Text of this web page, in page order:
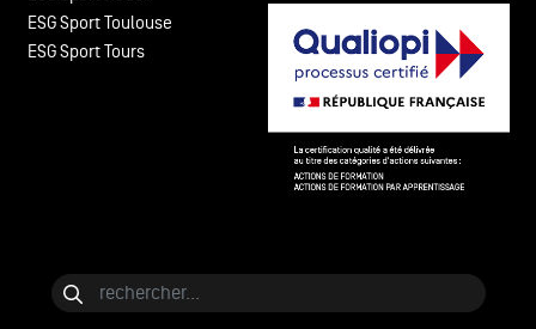
ESG Sport Toulouse
ESG Sport Tours